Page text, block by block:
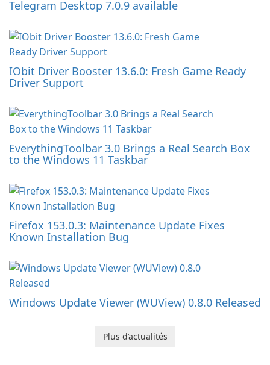
Telegram Desktop 7.0.9 available
IObit Driver Booster 13.6.0: Fresh Game Ready
Driver Support
EverythingToolbar 3.0 Brings a Real Search Box
to the Windows 11 Taskbar
Firefox 153.0.3: Maintenance Update Fixes
Known Installation Bug
Windows Update Viewer (WUView) 0.8.0 Released
Plus d’actualités